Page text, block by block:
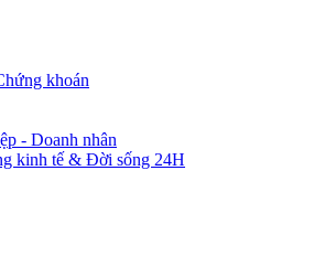
khoán
- Doanh nhân
kinh tế & Đời sống 24H